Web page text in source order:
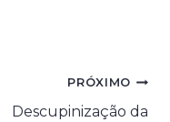
PRÓXIMO
Descupinização da